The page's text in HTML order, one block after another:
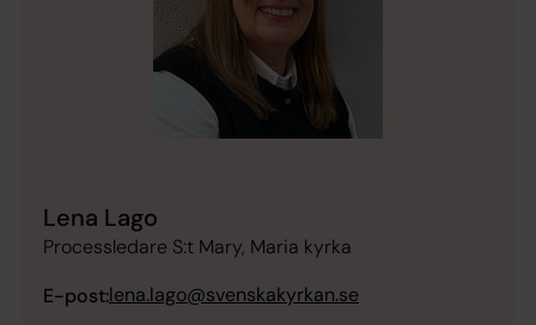
Lena Lago
Processledare S:t Mary, Maria kyrka
E-post:lena.lago@svenskakyrkan.se